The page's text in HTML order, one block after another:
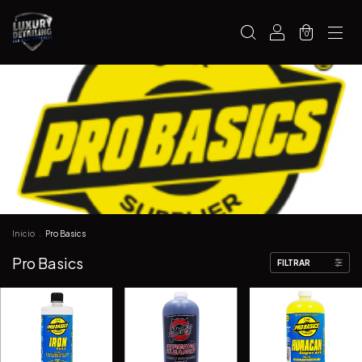
0
Inicio Pro Basics
Pro Basics FILTRAR